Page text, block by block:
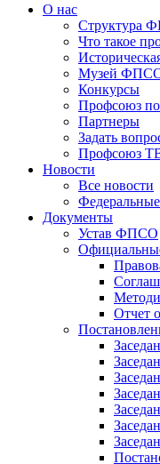
О нас
Структура
Что такое
Музей
Конкурсы
Профсоюз
Партнеры
Задать
Профсоюз
Новости
Все новости
Документы
Устав ФПСО
Отчет